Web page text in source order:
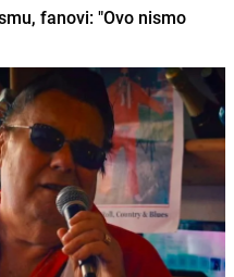
fanovi: "Ovo nismo